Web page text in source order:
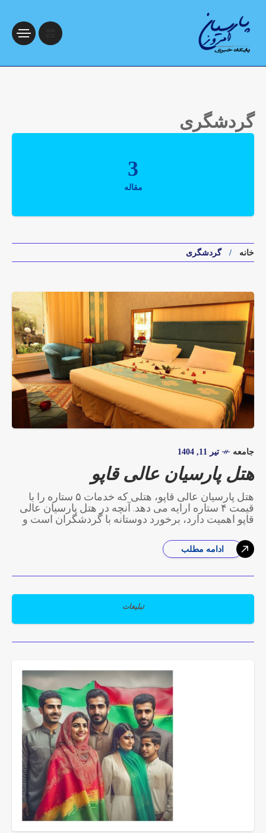
گردشگری
3
مقاله
خانه گردشگری
جامعه تیر 11, 1404
هتل پارسیان عالی قاپو
هتل پارسیان عالی قاپو، هتلی که خدمات ۵ ستاره را با
قیمت ۴ ستاره ارایه می دهد. آنچه در هتل پارسیان عالی
قاپو اهمیت دارد، برخورد دوستانه با گردشگران است و
ادامه مطلب
تبلیغات